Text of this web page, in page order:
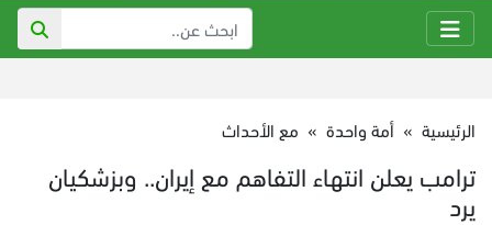
الرئيسية » أمة واحدة » مع الأحداث
ترامب يعلن انتهاء التفاهم مع إيران.. وبزشكيان
يرد